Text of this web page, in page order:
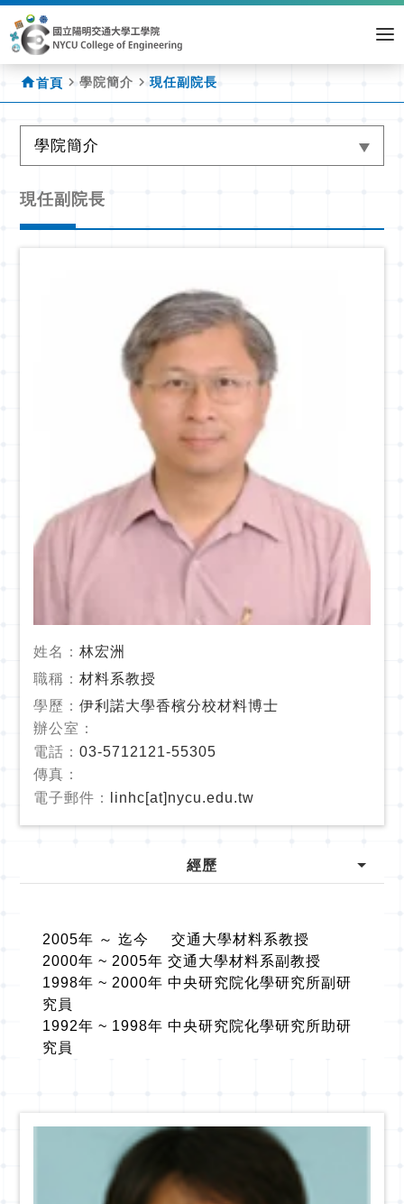
home首頁 navigate_next學院簡介 navigate_next現任副院長
學院簡介
現任副院長
姓名：林宏洲
職稱：材料系教授
學歷：伊利諾大學香檳分校材料博士
辦公室：
電話：03-5712121-55305
傳真：
電子郵件：
linhc[at]nycu.edu.tw
經歷
2005年 ～ 迄今 交通大學材料系教授
2000年 ~ 2005年 交通大學材料系副教授
1998年 ~ 2000年 中央研究院化學研究所副研
究員
1992年 ~ 1998年 中央研究院化學研究所助研
究員